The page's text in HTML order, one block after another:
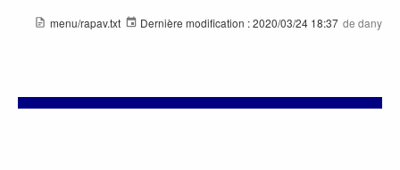
menu/rapav.txt Dernière modification :2020/03/24 18:37 de dany
Si vous avez besoin de plus d'aide , n'hésitez pas à aller sur